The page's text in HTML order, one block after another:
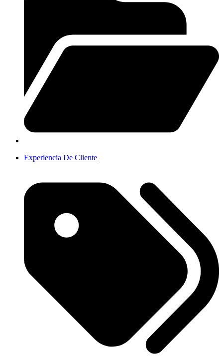
Experiencia De Cliente